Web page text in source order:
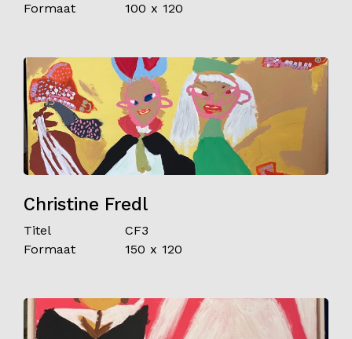
Formaat
100 x 120
Christine Fredl
Titel
CF3
Formaat
150 x 120